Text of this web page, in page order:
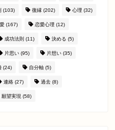
(103) 復縁 (202) 心理 (32)
(167) 恋愛心理 (12)
成功法則 (11) 決める (5)
片思い (95) 片想い (35)
(24) 自分軸 (5)
連絡 (27) 過去 (8)
願望実現 (58)